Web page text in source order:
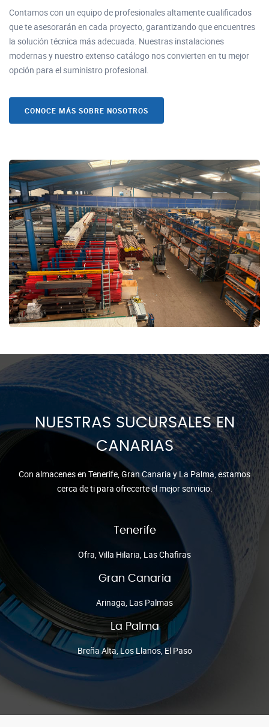
Contamos con un equipo de profesionales altamente cualificados
que te asesorarán en cada proyecto, garantizando que encuentres
la solución técnica más adecuada. Nuestras instalaciones
modernas y nuestro extenso catálogo nos convierten en tu mejor
opción para el suministro profesional.
CONOCE MÁS SOBRE NOSOTROS
NUESTRAS SUCURSALES EN
CANARIAS
Con almacenes en Tenerife, Gran Canaria y La Palma, estamos
cerca de ti para ofrecerte el mejor servicio.
Tenerife
Ofra, Villa Hilaria, Las Chafiras
Gran Canaria
Arinaga, Las Palmas
La Palma
Breña Alta, Los Llanos, El Paso